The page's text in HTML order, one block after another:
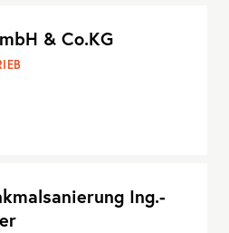
& Co.KG
Ing.-